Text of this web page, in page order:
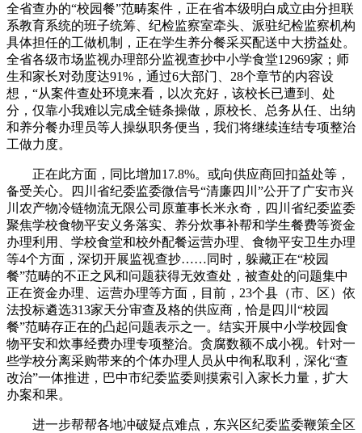
全省查办的“校园餐”范畴案件，正在省本级明白成立由分担联
系教育系统的班子统筹、纪检监察室牵头、派驻纪检监察机构
具体担任的工做机制，正在学生养分餐采买配送中大捞益处。
全省各级市场监视办理部分监视查抄中小学食堂12969家；师
生和家长对劲度达91%，通过6大部门、28个章节的内容设
想，“从案件查处环境来看，以次充好，该校长已遭到、处
分，仅靠小我难以完成全链条操做，原校长、总务从任、出纳
和养分餐办理员等人操纵职务便当，我们将继续连结专项整治
工做力度。
正在此方面，同比增加17.8%。或向供应商回扣益处等，
备受关心。四川省纪委监委微信号“清廉四川”公开了广安市兴
川农产物冷链物流无限公司原董事长米永奇，四川省纪委监委
聚焦学校食物平安义务落实、养分炊事补帮和学生餐费等资金
办理利用、学校食堂和校外配餐运营办理、食物平安卫生办理
等4个方面，深切开展监视查抄……同时，躲藏正在“校园
餐”范畴的不正之风和问题获得无效查处，被查处的问题集中
正在资金办理、运营办理等方面，目前，23个县（市、区）依
法投标遴选313家天分审查及格的供应商，恰是四川“校园
餐”范畴存正在的凸起问题表示之一。结实开展中小学校园食
物平安和炊事经费办理专项整治。贪腐数额不成小视。针对一
些学校分离采购带来的个体办理人员从中徇私取利，深化“查
改治”一体推进，巴中市纪委监委则摸索引入家长力量，扩大
办案和果。
进一步帮帮各地冲破疑点难点，东兴区纪委监委鞭策全区